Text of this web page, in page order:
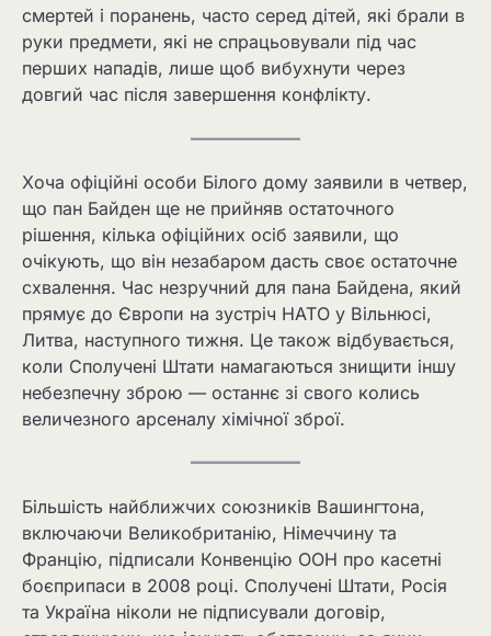
смертей і поранень, часто серед дітей, які брали в
руки предмети, які не спрацьовували під час
перших нападів, лише щоб вибухнути через
довгий час після завершення конфлікту.
Хоча офіційні особи Білого дому заявили в четвер,
що пан Байден ще не прийняв остаточного
рішення, кілька офіційних осіб заявили, що
очікують, що він незабаром дасть своє остаточне
схвалення. Час незручний для пана Байдена, який
прямує до Європи на зустріч НАТО у Вільнюсі,
Литва, наступного тижня. Це також відбувається,
коли Сполучені Штати намагаються знищити іншу
небезпечну зброю — останнє зі свого колись
величезного арсеналу хімічної зброї.
Більшість найближчих союзників Вашингтона,
включаючи Великобританію, Німеччину та
Францію, підписали Конвенцію ООН про касетні
боєприпаси в 2008 році. Сполучені Штати, Росія
та Україна ніколи не підписували договір,